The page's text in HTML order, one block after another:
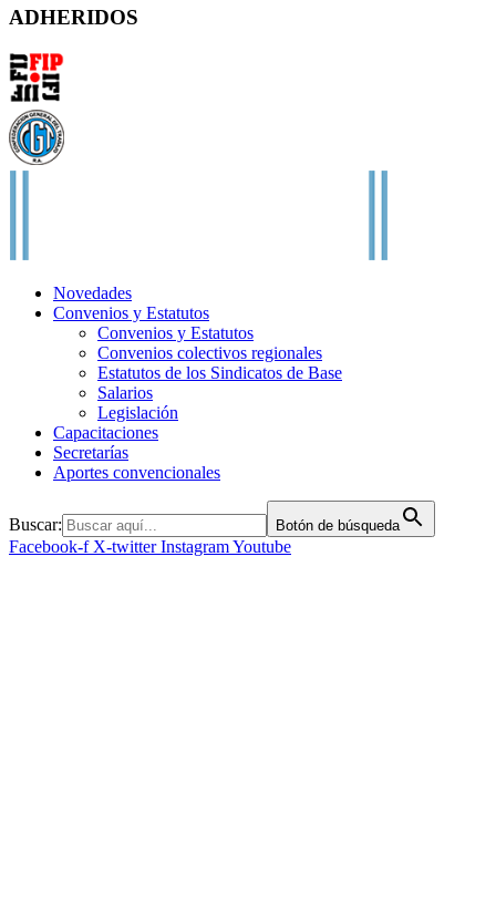
ADHERIDOS
Novedades
Convenios y Estatutos
Convenios y Estatutos
Convenios colectivos regionales
Estatutos de los Sindicatos de Base
Salarios
Legislación
Capacitaciones
Secretarías
Aportes convencionales
Buscar: Botón de búsqueda
Facebook-f X-twitter InstagramYoutube